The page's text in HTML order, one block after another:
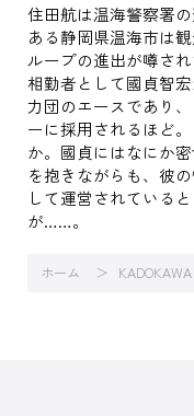
住田航は温海警察署
ある静岡県温海市は
ループの進出が噂さ
相勤者として國貞智
力団のエースであり
ーに採用されるほど
か。國貞にはなにか
を抱きながらも、彼
して運営されている
が……。
ホーム